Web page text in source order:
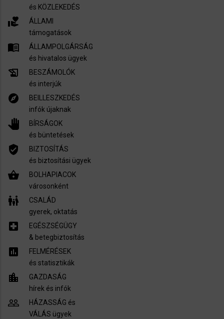
és KÖZLEKEDÉS
volunteer_activism
ÁLLAMI
támogatások
menu_book
ÁLLAMPOLGÁRSÁG
és hivatalos ügyek
history_edu
BESZÁMOLÓK
és interjúk
explore
BEILLESZKEDÉS
infók újaknak
pan_tool
BÍRSÁGOK
és büntetések
verified_user
BIZTOSÍTÁS
és biztosítási ügyek
shopping_basket
BOLHAPIACOK
városonként
family_restroom
CSALÁD
gyerek, oktatás
local_hospital
EGÉSZSÉGÜGY
​& betegbiztosítás
assessment
FELMÉRÉSEK
és statisztikák
location_city
GAZDASÁG
hírek és infók
people_outline
HÁZASSÁG és
VÁLÁS ügyek